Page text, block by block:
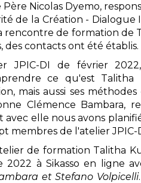
Nicolas Dyemo,
de la Création - Dialogue
rencontre de formation de
des contacts ont été établis.
JPIC-DI de février
ce qu'est Talitha
mais aussi ses
Clémence Bambara,
avec elle nous avons
membres de l'atelier JPIC-
de formation Talitha
2022 à Sikasso en ligne
et Stefano Volpicelli